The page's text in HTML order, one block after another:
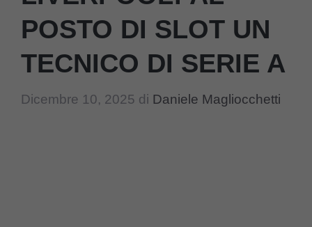
POSTO DI SLOT UN
TECNICO DI SERIE A
Dicembre 10, 2025 di Daniele Magliocchetti